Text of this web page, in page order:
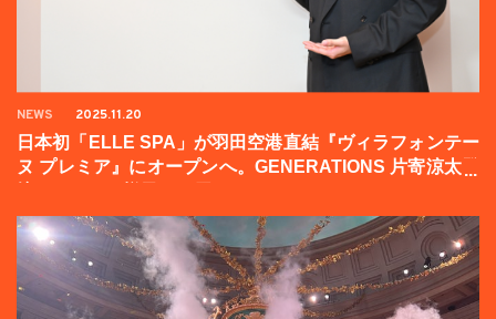
NEWS 2025.11.20
日本初「ELLE SPA」が羽田空港直結『ヴィラフォンテー
ヌ プレミア』にオープンへ。GENERATIONS 片寄涼太登